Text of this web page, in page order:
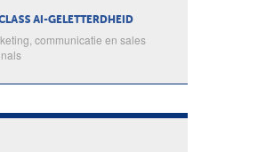
AI-GELETTERDHEID
communicatie en sales